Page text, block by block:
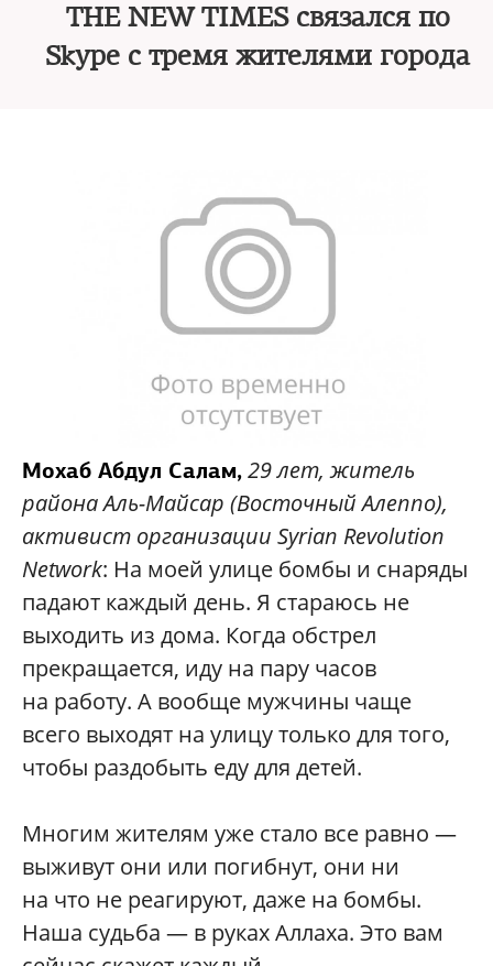
THE NEW TIMES связался по
Skype с тремя жителями города
Мохаб Абдул Салам,29 лет, житель
района Аль-Майсар (Восточный Алеппо),
активист организации Syrian Revolution
Network: На моей улице бомбы и снаряды
падают каждый день. Я стараюсь не
выходить из дома. Когда обстрел
прекращается, иду на пару часов
на работу. А вообще мужчины чаще
всего выходят на улицу только для того,
чтобы раздобыть еду для детей.
Многим жителям уже стало все равно —
выживут они или погибнут, они ни
на что не реагируют, даже на бомбы.
Наша судьба — в руках Аллаха. Это вам